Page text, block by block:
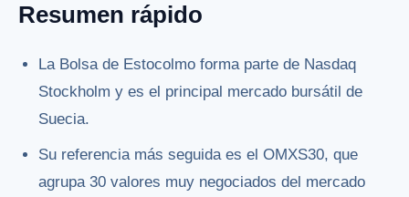
Resumen rápido
La Bolsa de Estocolmo forma parte de Nasdaq
Stockholm y es el principal mercado bursátil de
Suecia.
Su referencia más seguida es el OMXS30, que
agrupa 30 valores muy negociados del mercado